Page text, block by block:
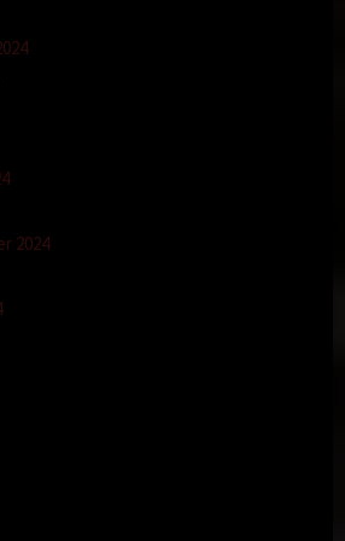
ditambah dengan pantatnya yang
vagina yang sangat sempurna
didalam.aku arahkan kepala penisku
kepala penisku pelan-pelan.
pantatku aku mencengkram kuat
membuat dia merintih dan mendesah
mmmhhh enaakkkk sayyaaaanngggggg”
menungging dan kayanya mba Sari
mau ganti posisi dan memintaku
dan mba Sari lansung
sambil mengarahkan kepala penisku
2024